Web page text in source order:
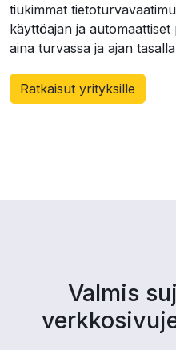
tiukimmat
käyttöajan ja
aina turvassa ja ajan
Ratkaisut yrityksille
Valmis